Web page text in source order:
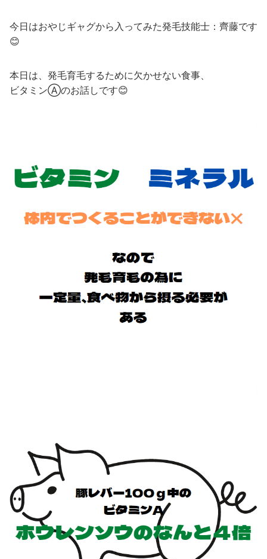
今日はおやじギャグから入ってみた発毛技能士：齊藤です
😊
本日は、発毛育毛するために欠かせない食事、
ビタミンⒶのお話しです😊